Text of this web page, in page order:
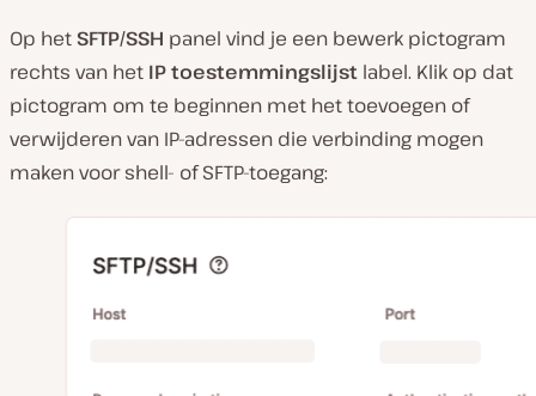
Op het SFTP/SSH panel vind je een bewerk pictogram
rechts van het IP toestemmingslijst label. Klik op dat
pictogram om te beginnen met het toevoegen of
verwijderen van IP-adressen die verbinding mogen
maken voor shell- of SFTP-toegang: